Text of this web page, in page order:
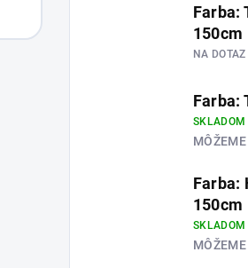
Farba:
150cm
NA DOTAZ
Farba:
SKLADOM
Farba:
150cm
SKLADOM